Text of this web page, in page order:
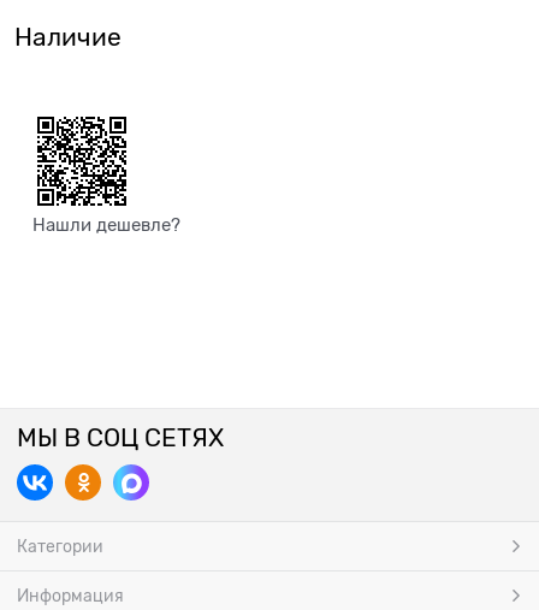
Наличие
Нашли дешевле?
МЫ В СОЦ СЕТЯХ
Категории
Информация